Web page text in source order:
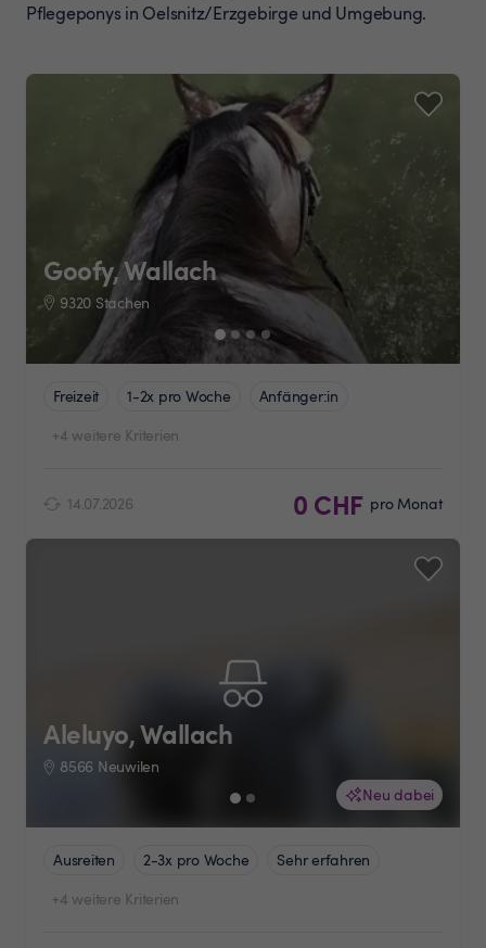
Pflegeponys in Oelsnitz/Erzgebirge und Umgebung.
Goofy, Wallach
9320 Stachen
Freizeit 1-2x pro Woche
Anfänger:in
+4 weitere Kriterien
14.07.2026 0 CHF pro Monat
Neu dabei
Aleluyo, Wallach
8566 Neuwilen
Ausreiten 2-3x pro Woche
Sehr erfahren
+4 weitere Kriterien